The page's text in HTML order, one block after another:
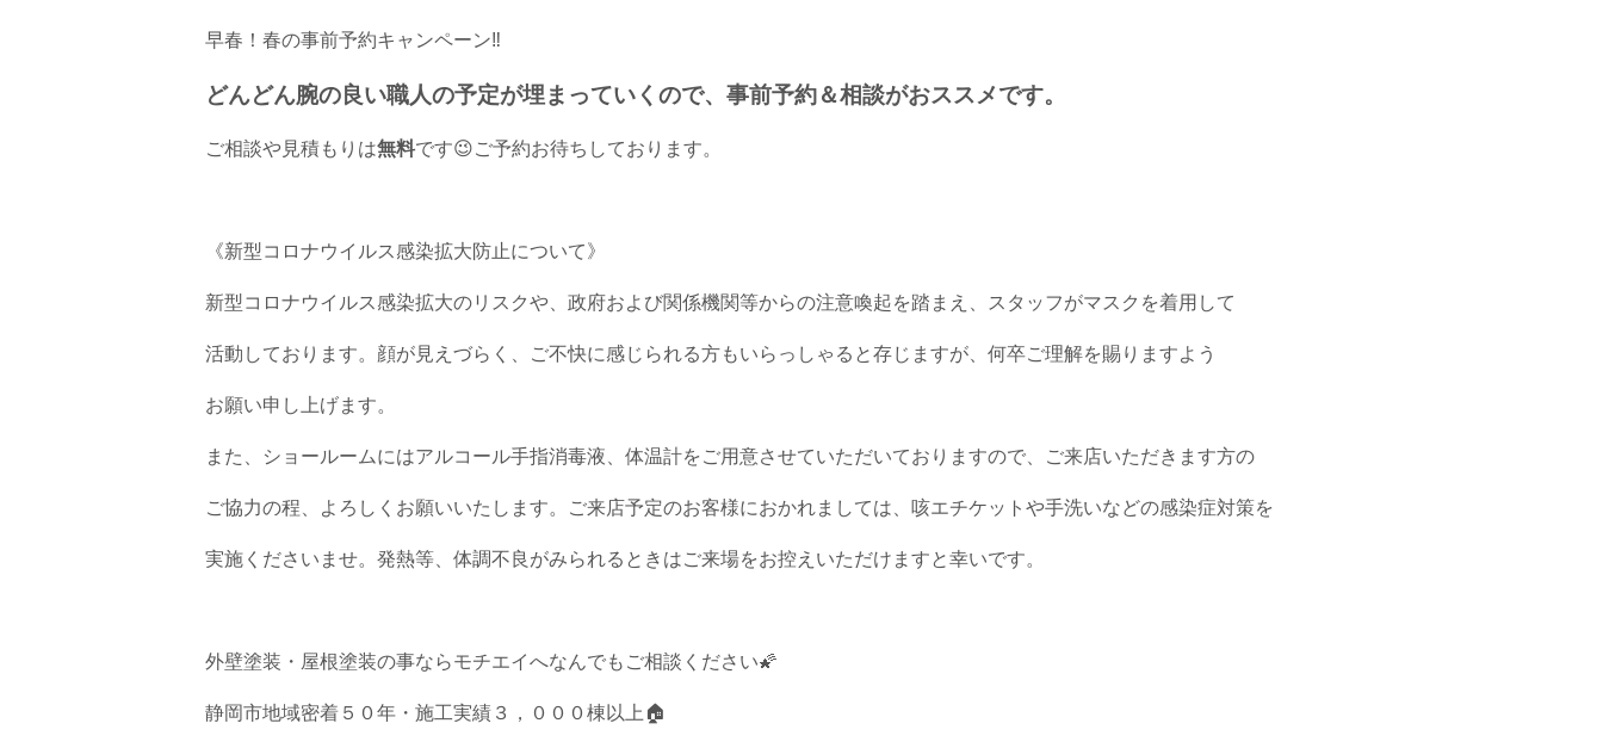
早春！春の事前予約キャンペーン‼
どんどん腕の良い職人の予定が埋まっていくので、事前予約＆相談がおススメです。
ご相談や見積もりは無料です😉ご予約お待ちしております。
《新型コロナウイルス感染拡大防止について》
新型コロナウイルス感染拡大のリスクや、政府および関係機関等からの注意喚起を踏まえ、スタッフがマスクを着用して
活動しております。顔が見えづらく、ご不快に感じられる方もいらっしゃると存じますが、何卒ご理解を賜りますよう
お願い申し上げます。
また、ショールームにはアルコール手指消毒液、体温計をご用意させていただいておりますので、ご来店いただきます方の
ご協力の程、よろしくお願いいたします。ご来店予定のお客様におかれましては、咳エチケットや手洗いなどの感染症対策を
実施くださいませ。発熱等、体調不良がみられるときはご来場をお控えいただけますと幸いです。
外壁塗装・屋根塗装の事ならモチエイへなんでもご相談ください🌠
静岡市地域密着５０年・施工実績３，０００棟以上🏠